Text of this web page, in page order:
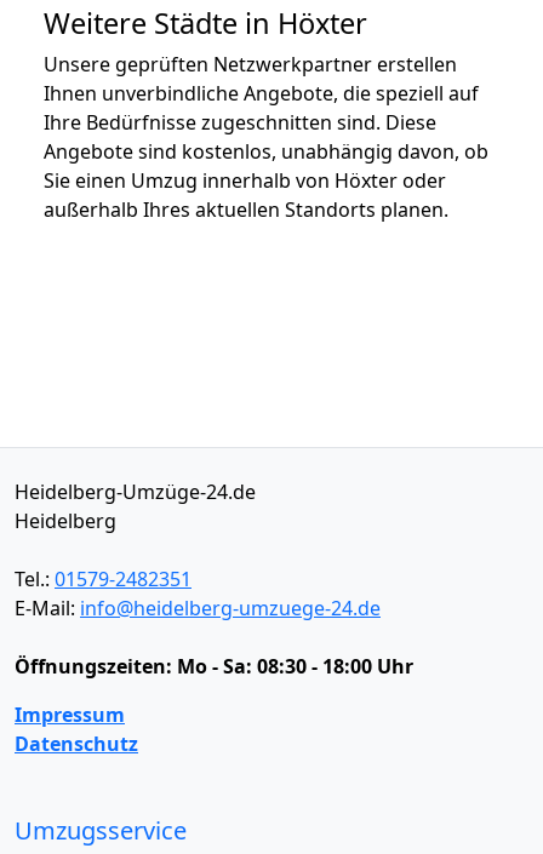
Weitere Städte in Höxter
Unsere geprüften Netzwerkpartner erstellen
Ihnen unverbindliche Angebote, die speziell auf
Ihre Bedürfnisse zugeschnitten sind. Diese
Angebote sind kostenlos, unabhängig davon, ob
Sie einen Umzug innerhalb von Höxter oder
außerhalb Ihres aktuellen Standorts planen.
Heidelberg-Umzüge-24.de
Heidelberg
Tel.: 01579-2482351
E-Mail: info@heidelberg-umzuege-24.de
Öffnungszeiten: Mo - Sa: 08:30 - 18:00 Uhr
Impressum
Datenschutz
Umzugsservice